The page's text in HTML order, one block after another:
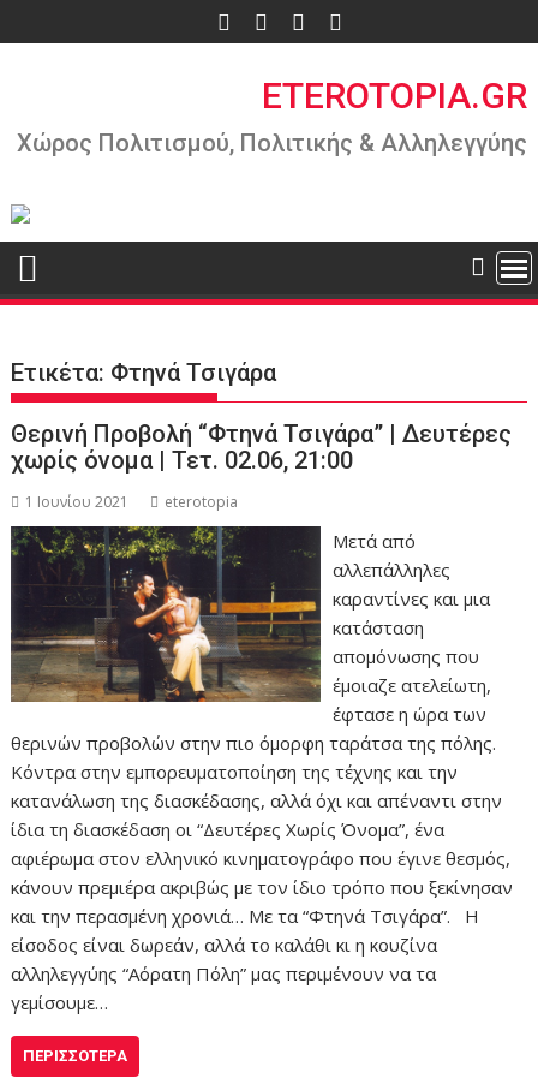
στο
ETEROTOPIA.GR
Χώρος Πολιτισμού, Πολιτικής & Αλληλεγγύης
Ετικέτα: Φτηνά Τσιγάρα
Θερινή Προβολή “Φτηνά Τσιγάρα” | Δευτέρες
χωρίς όνομα | Τετ. 02.06, 21:00
1 Ιουνίου 2021 eterotopia
Μετά από
αλλεπάλληλες
καραντίνες και μια
κατάσταση
απομόνωσης που
έμοιαζε ατελείωτη,
έφτασε η ώρα των
θερινών προβολών στην πιο όμορφη ταράτσα της πόλης.
Κόντρα στην εμπορευματοποίηση της τέχνης και την
κατανάλωση της διασκέδασης, αλλά όχι και απέναντι στην
ίδια τη διασκέδαση οι “Δευτέρες Χωρίς Όνομα”, ένα
αφιέρωμα στον ελληνικό κινηματογράφο που έγινε θεσμός,
κάνουν πρεμιέρα ακριβώς με τον ίδιο τρόπο που ξεκίνησαν
και την περασμένη χρονιά… Με τα “Φτηνά Τσιγάρα”. Η
είσοδος είναι δωρεάν, αλλά το καλάθι κι η κουζίνα
αλληλεγγύης “Αόρατη Πόλη” μας περιμένουν να τα
γεμίσουμε…
ΠΕΡΙΣΣΌΤΕΡΑ